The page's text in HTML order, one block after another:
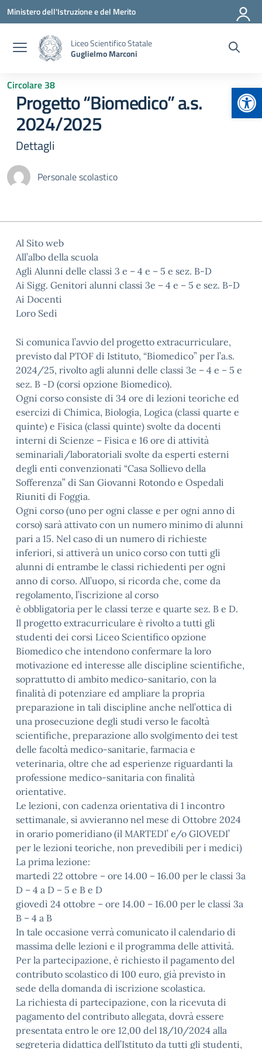
Vai ai contenuti
Vai al menu di navigazione
Vai al footer
Ministero dell'Istruzione e del Merito
Liceo Scientifico Statale
Guglielmo Marconi
Circolare 38
Progetto “Biomedico” a.s.
2024/2025
Dettagli
Personale scolastico
Al Sito web
All’albo della scuola
Agli Alunni delle classi 3 e – 4 e – 5 e sez. B-D
Ai Sigg. Genitori alunni classi 3e – 4 e – 5 e sez. B-D
Ai Docenti
Loro Sedi
Si comunica l’avvio del progetto extracurriculare,
previsto dal PTOF di Istituto, “Biomedico” per l’a.s.
2024/25, rivolto agli alunni delle classi 3e – 4 e – 5 e
sez. B -D (corsi opzione Biomedico).
Ogni corso consiste di 34 ore di lezioni teoriche ed
esercizi di Chimica, Biologia, Logica (classi quarte e
quinte) e Fisica (classi quinte) svolte da docenti
interni di Scienze – Fisica e 16 ore di attività
seminariali/laboratoriali svolte da esperti esterni
degli enti convenzionati “Casa Sollievo della
Sofferenza” di San Giovanni Rotondo e Ospedali
Riuniti di Foggia.
Ogni corso (uno per ogni classe e per ogni anno di
corso) sarà attivato con un numero minimo di alunni
pari a 15. Nel caso di un numero di richieste
inferiori, si attiverà un unico corso con tutti gli
alunni di entrambe le classi richiedenti per ogni
anno di corso. All’uopo, si ricorda che, come da
regolamento, l’iscrizione al corso
è obbligatoria per le classi terze e quarte sez. B e D.
Il progetto extracurriculare è rivolto a tutti gli
studenti dei corsi Liceo Scientifico opzione
Biomedico che intendono confermare la loro
motivazione ed interesse alle discipline scientifiche,
soprattutto di ambito medico-sanitario, con la
finalità di potenziare ed ampliare la propria
preparazione in tali discipline anche nell’ottica di
una prosecuzione degli studi verso le facoltà
scientifiche, preparazione allo svolgimento dei test
delle facoltà medico-sanitarie, farmacia e
veterinaria, oltre che ad esperienze riguardanti la
professione medico-sanitaria con finalità
orientative.
Le lezioni, con cadenza orientativa di 1 incontro
settimanale, si avvieranno nel mese di Ottobre 2024
in orario pomeridiano (il MARTEDI’ e/o GIOVEDI’
per le lezioni teoriche, non prevedibili per i medici)
La prima lezione:
martedì 22 ottobre – ore 14.00 – 16.00 per le classi 3a
D – 4 a D – 5 e B e D
giovedì 24 ottobre – ore 14.00 – 16.00 per le classi 3a
B – 4 a B
In tale occasione verrà comunicato il calendario di
massima delle lezioni e il programma delle attività.
Per la partecipazione, è richiesto il pagamento del
contributo scolastico di 100 euro, già previsto in
sede della domanda di iscrizione scolastica.
La richiesta di partecipazione, con la ricevuta di
pagamento del contributo allegata, dovrà essere
presentata entro le ore 12,00 del 18/10/2024 alla
segreteria didattica dell’Istituto da tutti gli studenti,